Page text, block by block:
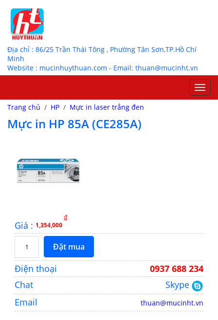
Địa chỉ : 86/25 Trần Thái Tông , Phường Tân Sơn,TP.Hồ Chí
Minh
Website : mucinhuythuan.com - Email: thuan@mucinht.vn
Trang chủ / HP / Mực in laser trắng đen
Mực in HP 85A (CE285A)
Giá : 1,354,000
đ
Đặt mua
Điện thoại
0937 688 234
Chat
Skype
Email
thuan@mucinht.vn